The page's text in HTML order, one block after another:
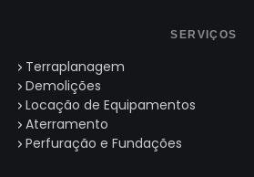
SERVIÇOS
Terraplanagem
Demolições
Locação de Equipamentos
Aterramento
Perfuração e Fundações